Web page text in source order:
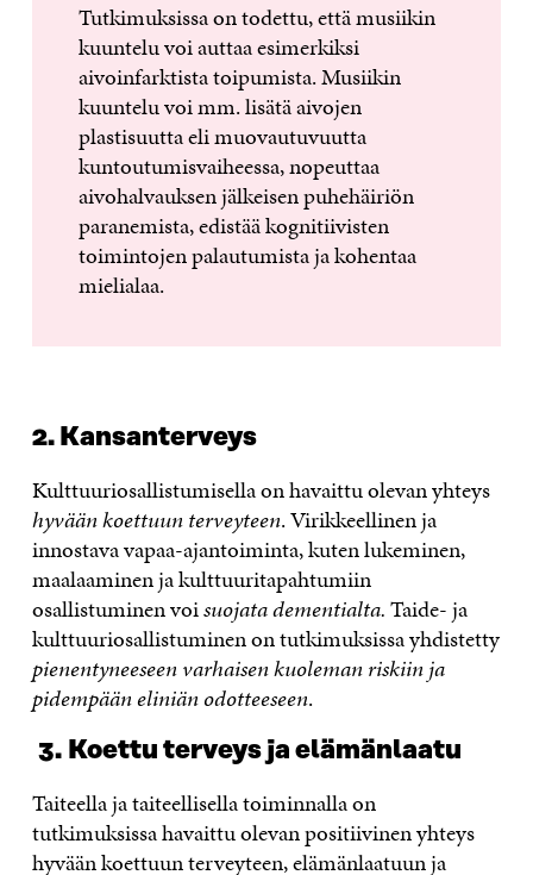
Tutkimuksissa on todettu, että musiikin
kuuntelu voi auttaa esimerkiksi
aivoinfarktista toipumista. Musiikin
kuuntelu voi mm. lisätä aivojen
plastisuutta eli muovautuvuutta
kuntoutumisvaiheessa, nopeuttaa
aivohalvauksen jälkeisen puhehäiriön
paranemista, edistää kognitiivisten
toimintojen palautumista ja kohentaa
mielialaa.
2. Kansanterveys
Kulttuuriosallistumisella on havaittu olevan yhteys
hyvään koettuun terveyteen. Virikkeellinen ja
innostava vapaa-ajantoiminta, kuten lukeminen,
maalaaminen ja kulttuuritapahtumiin
osallistuminen voisuojata dementialta.Taide- ja
kulttuuriosallistuminen on tutkimuksissa yhdistetty
pienentyneeseen varhaisen kuoleman riskiin ja
pidempään eliniän odotteeseen.
3. Koettu terveys ja elämänlaatu
Taiteella ja taiteellisella toiminnalla on
tutkimuksissa havaittu olevan positiivinen yhteys
hyvään koettuun terveyteen, elämänlaatuun ja